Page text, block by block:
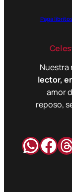
Paga
Nuestra
lector,
amor
reposo,